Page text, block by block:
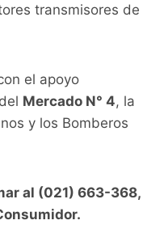
transmisores de
el apoyo
Mercado N° 4, la
y los Bomberos
al (021) 663-368,